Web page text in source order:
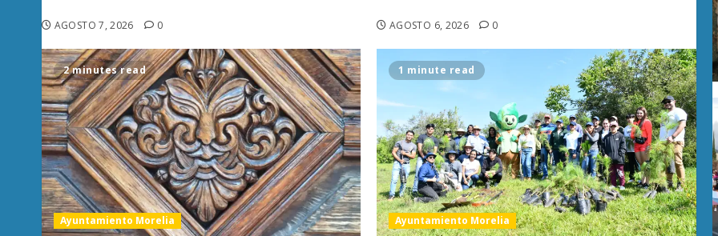
AGOSTO 7, 2026 0 AGOSTO 6, 2026 0
2 minutes read
Ayuntamiento Morelia
1 minute read
Ayuntamiento Morelia